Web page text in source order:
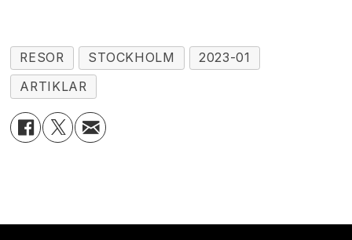
RESOR STOCKHOLM
2023-01
ARTIKLAR